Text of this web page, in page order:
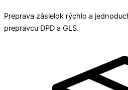
Preprava zásielok rýchlo a
prepravcu DPD a GLS.